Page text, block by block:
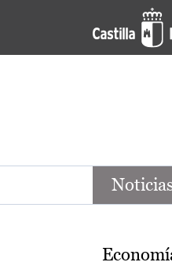
Pasar al contenido principal
Noticias de
Temas